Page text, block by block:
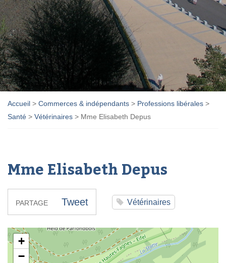
Accueil > Commerces & indépendants > Professions libérales >
Santé > Vétérinaires > Mme Elisabeth Depus
Mme Elisabeth Depus
PARTAGE Tweet Vétérinaires
Mme Elisabeth Depus
+
−